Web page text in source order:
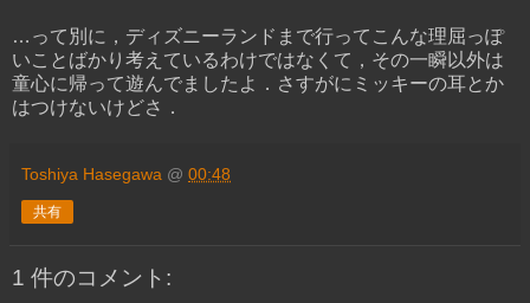
…って別に，ディズニーランドまで行ってこんな理屈っぽ
いことばかり考えているわけではなくて，その一瞬以外は
童心に帰って遊んでましたよ．さすがにミッキーの耳とか
はつけないけどさ．
Toshiya Hasegawa @ 00:48
共有
1 件のコメント: